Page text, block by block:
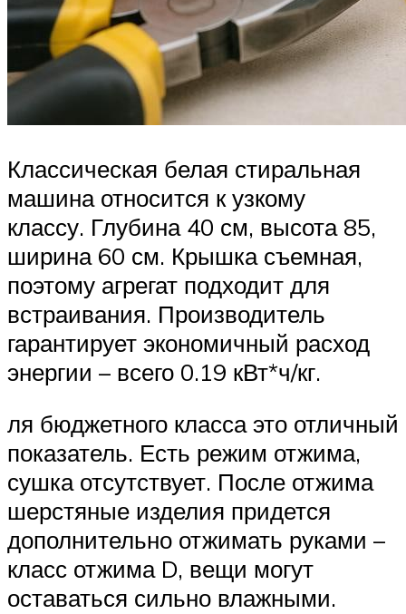
Классическая белая стиральная
машина относится к узкому
классу. Глубина 40 см, высота 85,
ширина 60 см. Крышка съемная,
поэтому агрегат подходит для
встраивания. Производитель
гарантирует экономичный расход
энергии – всего 0.19 кВт*ч/кг.
ля бюджетного класса это отличный
показатель. Есть режим отжима,
сушка отсутствует. После отжима
шерстяные изделия придется
дополнительно отжимать руками –
класс отжима D, вещи могут
оставаться сильно влажными.